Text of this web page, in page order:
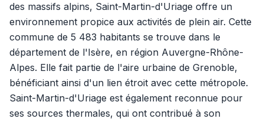
des massifs alpins, Saint-Martin-d'Uriage offre un
environnement propice aux activités de plein air. Cette
commune de 5 483 habitants se trouve dans le
département de l'Isère, en région Auvergne-Rhône-
Alpes. Elle fait partie de l'aire urbaine de Grenoble,
bénéficiant ainsi d'un lien étroit avec cette métropole.
Saint-Martin-d'Uriage est également reconnue pour
ses sources thermales, qui ont contribué à son